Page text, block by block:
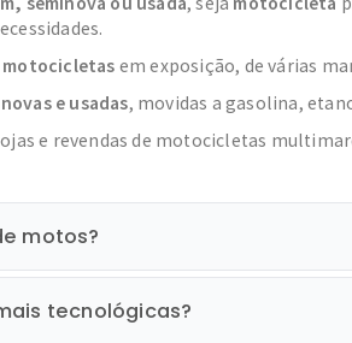
motocicletas em exposição, de várias
e usadas, movidas a gasolina,
e revendas de motocicletas
motos?
tecnológicas?